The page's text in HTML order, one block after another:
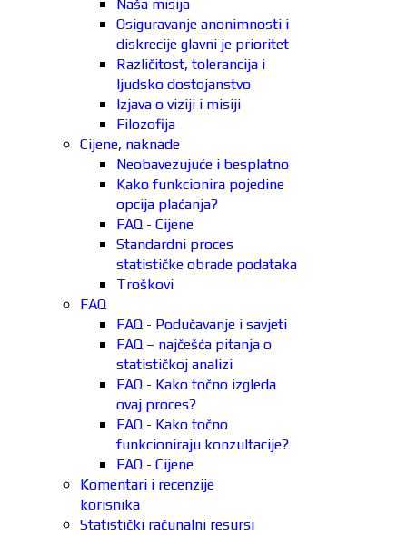
Naša misija
Osiguravanje anonimnosti i
diskrecije glavni je prioritet
Različitost, tolerancija i
ljudsko dostojanstvo
Izjava o viziji i misiji
Filozofija
Cijene, naknade
Neobavezujuće i besplatno
Kako funkcionira pojedine
opcija plaćanja?
FAQ - Cijene
Standardni proces
statističke obrade podataka
Troškovi
FAQ
FAQ - Podučavanje i savjeti
FAQ – najčešća pitanja o
statističkoj analizi
FAQ - Kako točno izgleda
ovaj proces?
FAQ - Kako točno
funkcioniraju konzultacije?
FAQ - Cijene
Komentari i recenzije
korisnika
Statistički računalni resursi